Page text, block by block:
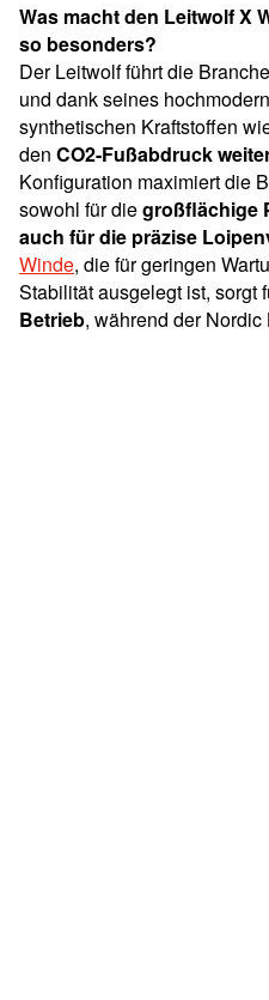
Was macht den Leitwolf X
so besonders?
Der Leitwolf führt die
und dank seines
synthetischen Kraftstoffen
den CO2-Fußabdruck
Konfiguration maximiert die
sowohl für diegroßflächige
auch für die präzise
Winde, die für geringen
Stabilität ausgelegt ist, sorgt
Betrieb, während der